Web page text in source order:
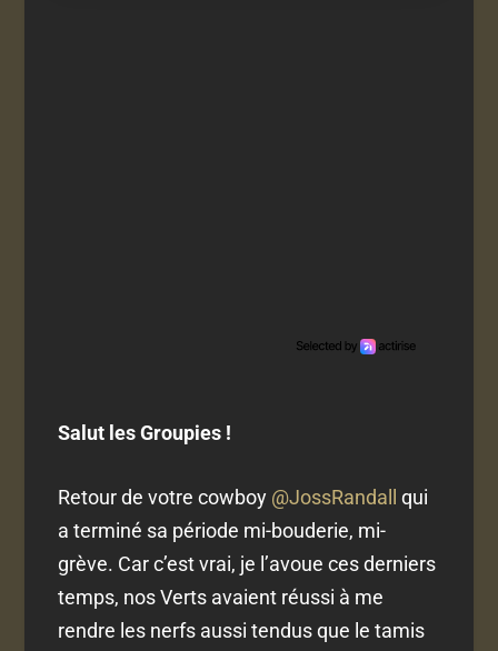
Salut les Groupies !
Retour de votre cowboy @JossRandall
qui
a terminé sa période mi-bouderie, mi-
grève. Car c’est vrai, je l’avoue ces derniers
temps, nos Verts avaient réussi à me
rendre les nerfs aussi tendus que le tamis